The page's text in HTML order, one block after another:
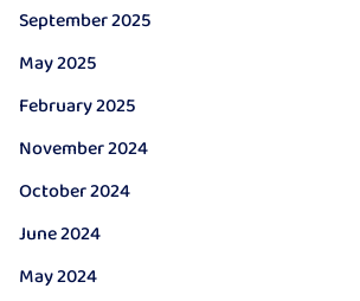
September 2025
May 2025
February 2025
November 2024
October 2024
June 2024
May 2024